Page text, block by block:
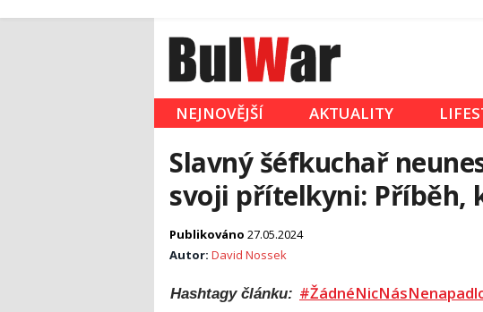
NEJNOVĚJŠÍ AKTUALITY
Slavný šéfkuchař
svoji přítelkyni: Příběh,
Publikováno 27.05.2024
Autor: David Nossek
Hashtagy článku: